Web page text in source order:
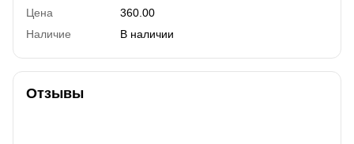
Цена
360.00
Наличие
В наличии
Отзывы